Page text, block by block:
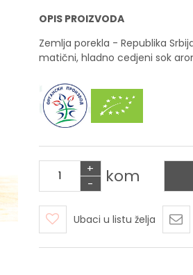
OPIS PROIZVODA
Zemlja porekla - Republika
matični, hladno cedjeni sok
+
-
kom
Ubaci u listu želja